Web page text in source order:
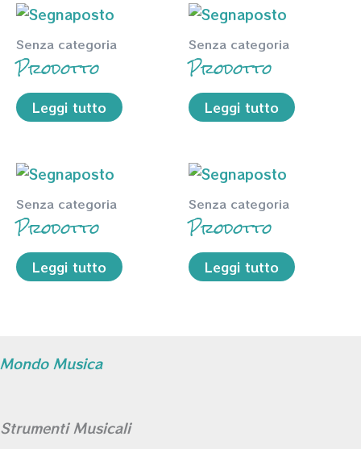
Senza categoria
Prodotto
Leggi tutto
Senza categoria
Prodotto
Leggi tutto
Senza categoria
Prodotto
Leggi tutto
Senza categoria
Prodotto
Leggi tutto
Mondo Musica
Strumenti Musicali